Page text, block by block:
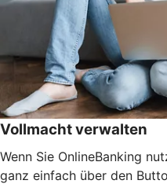
Vollmacht verwalten
Wenn Sie OnlineBanking
ganz einfach über den